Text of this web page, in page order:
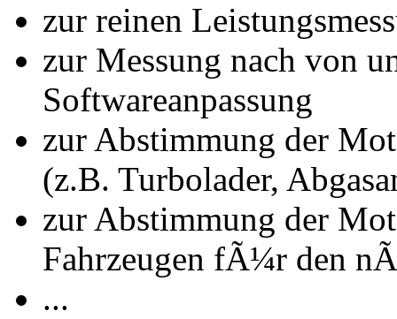
zur reinen
zur Messung nach von
Softwareanpassung
zur Abstimmung der
(z.B. Turbolader,
zur Abstimmung der
Fahrzeugen fÃ¼r den
...